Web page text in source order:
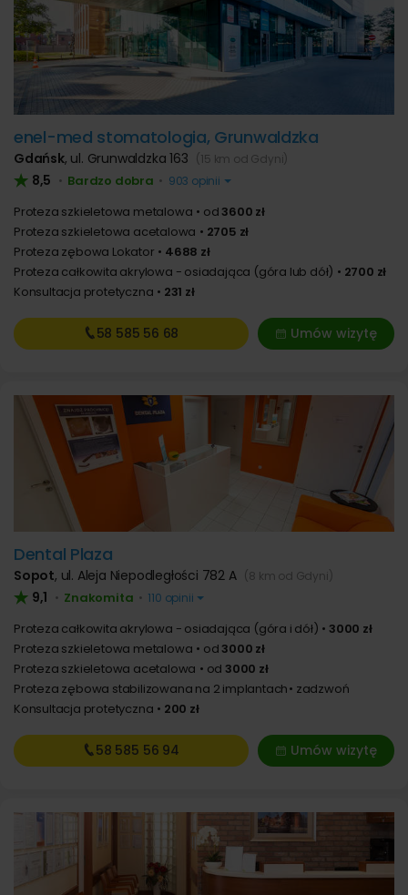
enel-med stomatologia, Grunwaldzka
Gdańsk, ul. Grunwaldzka 163 (15 km od Gdyni)
8,5 • Bardzo dobra • 903 opinii
Proteza szkieletowa metalowa od 3600 zł
Proteza szkieletowa acetalowa
2705 zł
Proteza zębowa Lokator
4688 zł
Proteza całkowita akrylowa - osiadająca (góra lub dół)
2700 zł
Konsultacja protetyczna
231 zł
Umów wizytę
58 585 56 68
Dental Plaza
Sopot, ul. Aleja Niepodległości 782 A (8 km od Gdyni)
9,1 • Znakomita • 110 opinii
Proteza całkowita akrylowa - osiadająca (góra i dół)
3000 zł
Proteza szkieletowa metalowa
od 3000 zł
Proteza szkieletowa acetalowa
od 3000 zł
Proteza zębowa stabilizowana na 2 implantach zadzwoń
Konsultacja protetyczna
200 zł
Umów wizytę
58 585 56 94